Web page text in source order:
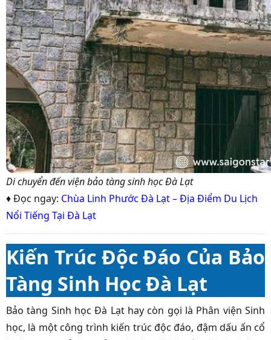
Di chuyển đến viện bảo tàng sinh học Đà Lạt
♦ Đọc ngay: Chùa Linh Phước Đà Lạt – Địa Điểm Du Lịch
Nổi Tiếng Tại Đà Lạt
Kiến Trúc Độc Đáo Của Bảo
Tàng Sinh Học Đà Lạt
Bảo tàng Sinh học Đà Lạt hay còn gọi là Phân viện Sinh
học, là một công trình kiến trúc độc đáo, đậm dấu ấn cổ